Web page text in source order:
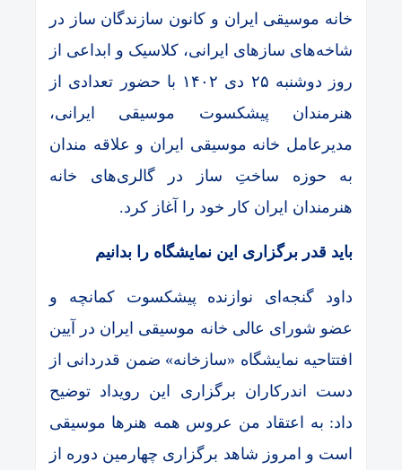
خانه موسیقی ایران و کانون سازندگان ساز در
شاخه‌های سازهای ایرانی، کلاسیک و ابداعی از
روز دوشنبه ۲۵ دی ۱۴۰۲ با حضور تعدادی از
هنرمندان پیشکسوت موسیقی ایرانی،
مدیرعامل خانه موسیقی ایران و علاقه مندان
به حوزه ساختِ ساز در گالری‌های خانه
هنرمندان ایران کار خود را آغاز کرد.
باید قدر برگزاری این نمایشگاه را بدانیم
داود گنجه‌ای نوازنده پیشکسوت کمانچه و
عضو شورای عالی خانه موسیقی ایران در آیین
افتتاحیه نمایشگاه «سازخانه» ضمن قدردانی از
دست اندرکاران برگزاری این رویداد توضیح
داد: به اعتقاد من عروس همه هنرها موسیقی
است و امروز شاهد برگزاری چهارمین دوره از